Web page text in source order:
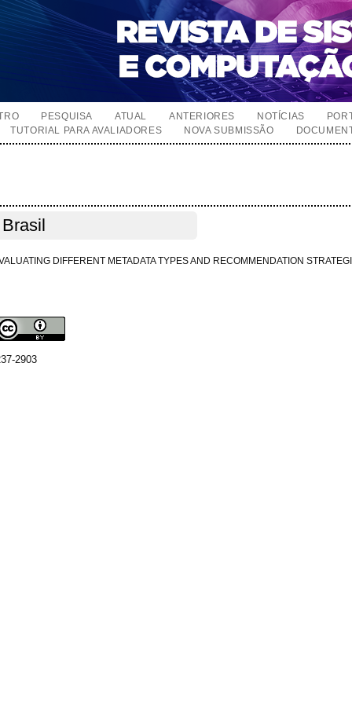
PESQUISA ATUAL ANTERIORES NOTÍCIAS
TUTORIAL PARA AVALIADORES NOVA SUBMISSÃO
DIFFERENT METADATA TYPES AND RECOMMENDATION
2903